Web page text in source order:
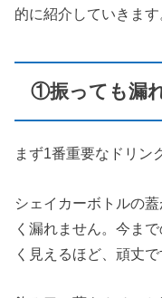
的に紹介していきます
①振っても漏
まず1番重要なドリン
シェイカーボトルの
く漏れません。今ま
く見えるほど、頑丈で